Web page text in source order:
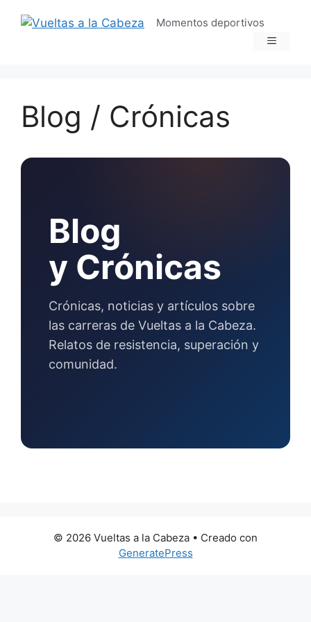
Momentos deportivos
Blog / Crónicas
Blog
y Crónicas
Crónicas, noticias y artículos sobre
las carreras de Vueltas a la Cabeza.
Relatos de resistencia, superación y
comunidad.
© 2026 Vueltas a la Cabeza • Creado con
GeneratePress